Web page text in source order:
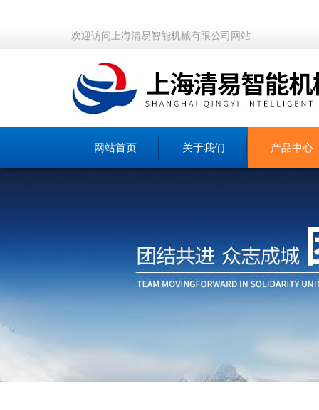
欢迎访问上海清易智能机械有限公司网站
网站首页 关于我们 产品中心